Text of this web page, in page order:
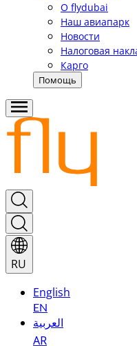
О flydubai
Наш авиапарк
Новости
Налоговая
Карго
Помощь
RU
English
EN
العربية
AR